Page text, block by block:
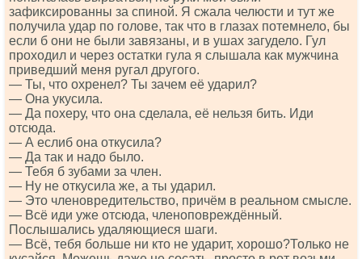
зафиксированны за спиной. Я сжала челюсти и тут же
получила удар по голове, так что в глазах потемнело, бы
если б они не были завязаны, и в ушах загудело. Гул
проходил и через остатки гула я слышала как мужчина
приведший меня ругал другого.
— Ты, что охренел? Ты зачем её ударил?
— Она укусила.
— Да похеру, что она сделала, её нельзя бить. Иди
отсюда.
— А еслиб она откусила?
— Да так и надо было.
— Тебя б зубами за член.
— Ну не откусила же, а ты ударил.
— Это членовредительство, причём в реальном смысле.
— Всё иди уже отсюда, членоповреждённый.
Послышались удаляющиеся шаги.
— Всё, тебя больше ни кто не ударит, хорошо?Только не